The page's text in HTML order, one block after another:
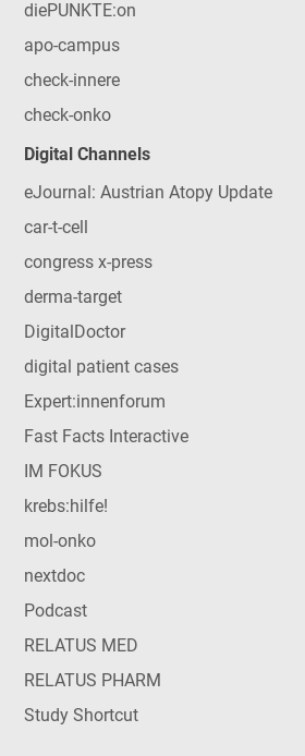
diePUNKTE:on
apo-campus
check-innere
check-onko
Digital Channels
eJournal: Austrian Atopy Update
car-t-cell
congress x-press
derma-target
DigitalDoctor
digital patient cases
Expert:innenforum
Fast Facts Interactive
IM FOKUS
krebs:hilfe!
mol-onko
nextdoc
Podcast
RELATUS MED
RELATUS PHARM
Study Shortcut